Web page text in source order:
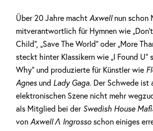
Über 20 Jahre macht Axwell nun schon
mitverantwortlich für Hymnen wie
Child“, „Save The World“ oder „More
steckt hinter Klassikern wie „I Found U“
Why“ und produzierte für Künstler wie
Agnesund Lady Gaga. Der Schwede ist
elektronischen Szene nicht mehr
als Mitglied bei der Swedish House
von Axwell Λ Ingrosso schon einiges